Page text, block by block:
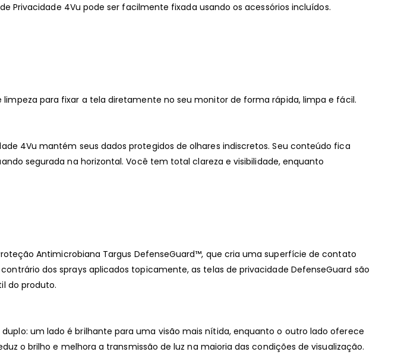
Privacidade 4Vu pode ser facilmente fixada usando os acessórios incluídos.
para fixar a tela diretamente no seu monitor de forma rápida, limpa e fácil.
4Vu mantém seus dados protegidos de olhares indiscretos. Seu conteúdo fica
segurada na horizontal. Você tem total clareza e visibilidade, enquanto
Antimicrobiana Targus DefenseGuard™, que cria uma superfície de contato
dos sprays aplicados topicamente, as telas de privacidade DefenseGuard são
do produto.
um lado é brilhante para uma visão mais nítida, enquanto o outro lado oferece
o brilho e melhora a transmissão de luz na maioria das condições de visualização.